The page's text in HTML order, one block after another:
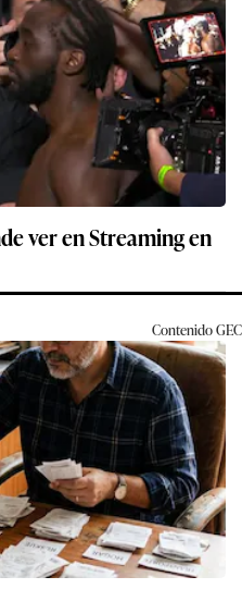
ver en Streaming en
ContenidoGEC